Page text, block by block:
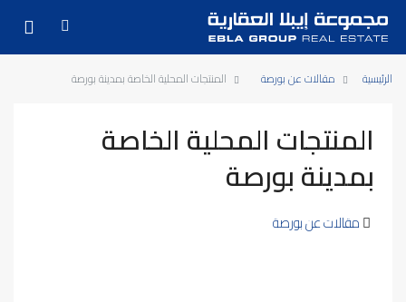
الرئيسية مقالات عن بورصة المنتجات المحلية الخاصة بمدينة بورصة
المنتجات المحلية الخاصة
بمدينة بورصة
مقالات عن بورصة